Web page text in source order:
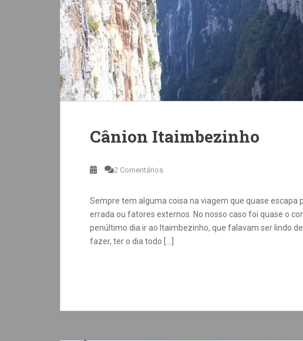
Cânion Itaimbezinho
2 Comentários
Sempre tem alguma coisa na viagem que quase escapa
errada ou fatores externos. No nosso caso foi quase o
penúltimo dia ir ao Itaimbezinho, que falavam ser lindo
fazer, ter o dia todo […]